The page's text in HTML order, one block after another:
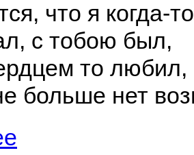
что я когда-то
с тобою был,
то любил,
больше нет